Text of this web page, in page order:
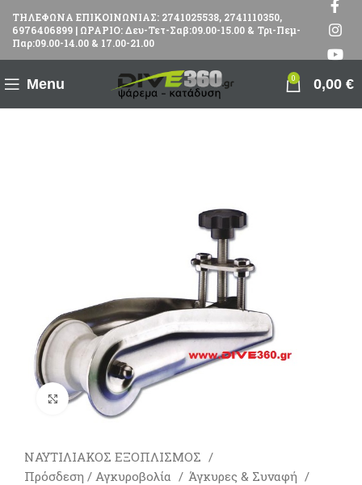
ΤΗΛΕΦΩΝΑ ΕΠΙΚΟΙΝΩΝΙΑΣ: 2741025538, 2741110350,
6976406899 | ΩΡΑΡΙΟ: Δευ-Τετ-Σαβ:09.00-15.00 & Τρι-Πεμ-
Παρ:09.00-14.00 & 17.00-21.00
Menu 0 0,00 €
Πατήστε για μεγέθυνση
ΝΑΥΤΙΛΙΑΚΟΣ ΕΞΟΠΛΙΣΜΟΣ
Πρόσδεση / Αγκυροβολία
Άγκυρες & Συναφή